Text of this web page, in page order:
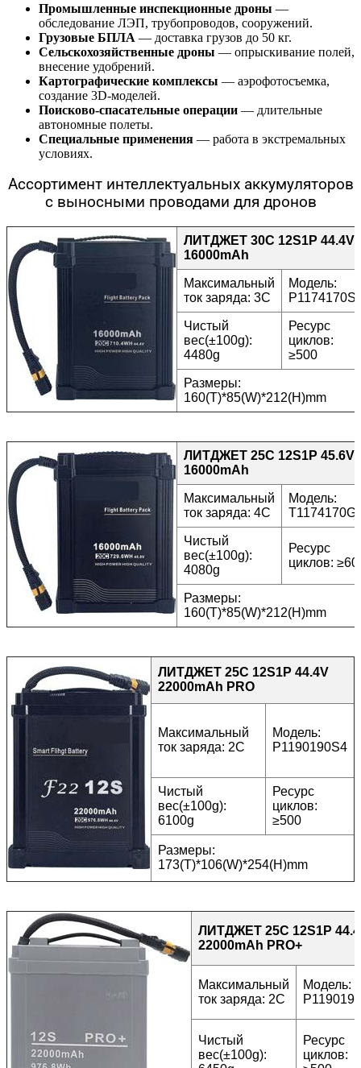
Промышленные инспекционные дроны —
обследование ЛЭП, трубопроводов, сооружений.
Грузовые БПЛА — доставка грузов до 50 кг.
Сельскохозяйственные дроны — опрыскивание полей,
внесение удобрений.
Картографические комплексы — аэрофотосъемка,
создание 3D-моделей.
Поисково-спасательные операции — длительные
автономные полеты.
Специальные применения — работа в экстремальных
условиях.
Ассортимент интеллектуальных аккумуляторов
с выносными проводами для дронов
ЛИТДЖЕТ 30C 12S1P 44.4V
16000mAh
Максимальный
ток заряда: 3C
Модель:
Чистый
вес(±100g):
4480g
Ресурс
циклов:
≥500
Размеры:
160(T)*85(W)*212(H)mm
ЛИТДЖЕТ 25C 12S1P 45.6V
16000mAh
Максимальный
ток заряда: 4C
Модель:
Чистый
вес(±100g):
4080g
Ресурс
циклов:
Размеры:
160(T)*85(W)*212(H)mm
ЛИТДЖЕТ 25C 12S1P 44.4V
22000mAh PRO
Максимальный
ток заряда: 2C
Модель:
P1190190S4
Чистый
вес(±100g):
6100g
Ресурс
циклов:
≥500
Размеры:
173(T)*106(W)*254(H)mm
ЛИТДЖЕТ 25C 12S1P
22000mAh PRO+
Максимальный
ток заряда: 2C
Модель:
Чистый
вес(±100g):
Ресурс
циклов: